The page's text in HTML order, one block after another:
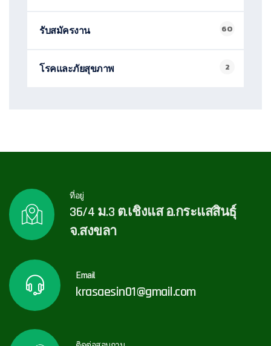
รับสมัครงาน 60
โรคและภัยสุขภาพ 2
ที่อยู่
36/4 ม.3 ต.เชิงแส อ.กระแสสินธุ์
จ.สงขลา
Email
krasaesin01@gmail.com